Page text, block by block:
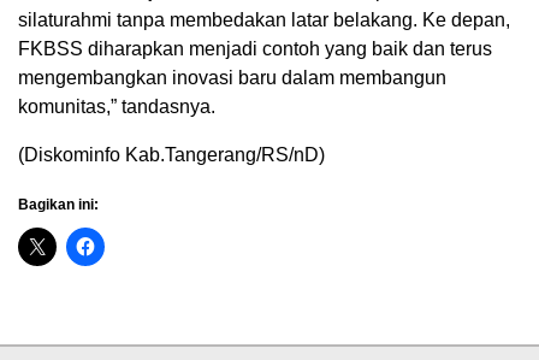
silaturahmi tanpa membedakan latar belakang. Ke depan,
FKBSS diharapkan menjadi contoh yang baik dan terus
mengembangkan inovasi baru dalam membangun
komunitas,” tandasnya.
(Diskominfo Kab.Tangerang/RS/nD)
Bagikan ini: